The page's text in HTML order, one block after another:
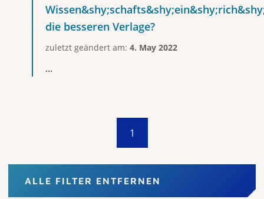
die besseren Verlage?
zuletzt geändert am: 4. May 2022
...
1
ALLE FILTER ENTFERNEN